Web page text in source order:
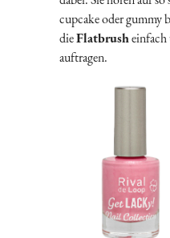
cupcake oder gummy
dieFlatbrush
auftragen.